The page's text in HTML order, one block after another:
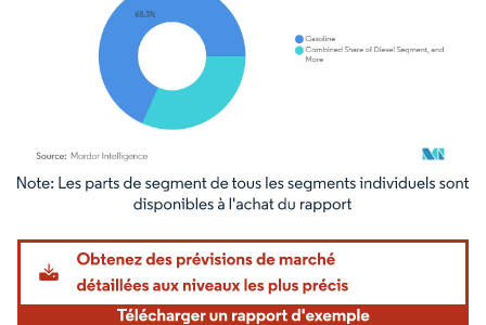
Image © Mordor Intelligence. La réutilisation nécessite une attribution sous CC BY